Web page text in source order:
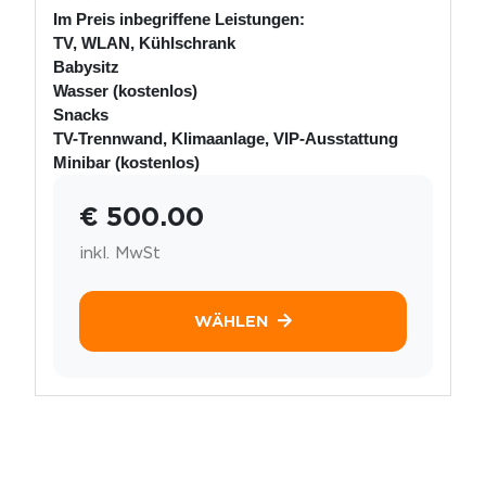
Im Preis inbegriffene Leistungen:
TV, WLAN, Kühlschrank
Babysitz
Wasser (kostenlos)
Snacks
TV-Trennwand, Klimaanlage, VIP-Ausstattung
Minibar (kostenlos)
€ 500.00
inkl. MwSt
WÄHLEN